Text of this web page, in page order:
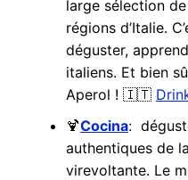
large sélection
régions d’Italie.
déguster,
italiens. Et bien
Aperol ! 🇮🇹
🍹Cocina:
authentiques de
virevoltante. Le